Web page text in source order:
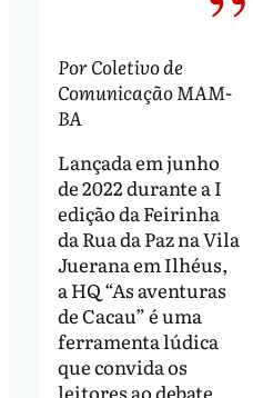
Por Coletivo de
Comunicação MAM-
BA
Lançada em junho
de 2022 durante a I
edição da Feirinha
da Rua da Paz na Vila
Juerana em Ilhéus,
a HQ “As aventuras
de Cacau” é uma
ferramenta lúdica
que convida os
leitores ao debate